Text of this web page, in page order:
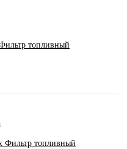
топливный
Фильтр топливный